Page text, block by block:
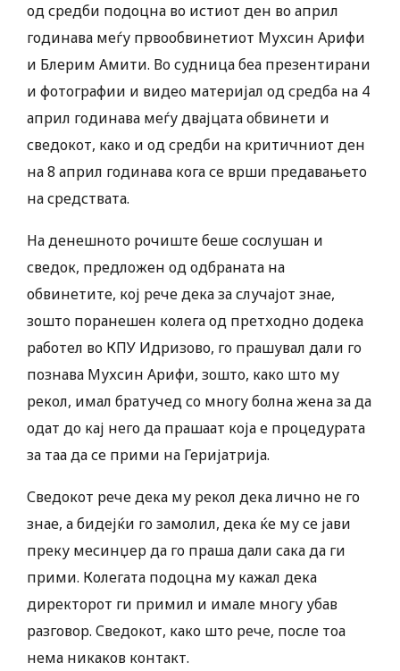
од средби подоцна во истиот ден во април
годинава меѓу првообвинетиот Мухсин Арифи
и Блерим Амити. Во судница беа презентирани
и фотографии и видео материјал од средба на 4
април годинава меѓу двајцата обвинети и
сведокот, како и од средби на критичниот ден
на 8 април годинава кога се врши предавањето
на средствата.
На денешното рочиште беше сослушан и
сведок, предложен од одбраната на
обвинетите, кој рече дека за случајот знае,
зошто поранешен колега од претходно додека
работел во КПУ Идризово, го прашувал дали го
познава Мухсин Арифи, зошто, како што му
рекол, имал братучед со многу болна жена за да
одат до кај него да прашаат која е процедурата
за таа да се прими на Геријатрија.
Сведокот рече дека му рекол дека лично не го
знае, а бидејќи го замолил, дека ќе му се јави
преку месинџер да го праша дали сака да ги
прими. Колегата подоцна му кажал дека
директорот ги примил и имале многу убав
разговор. Сведокот, како што рече, после тоа
нема никаков контакт.